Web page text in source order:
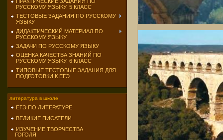
РУССКОМУ ЯЗЫКУ. 5 КЛАСС
ТЕСТОВЫЕ ЗАДАНИЯ ПО РУССКОМУ
ЯЗЫКУ
ДИДАКТИЧЕСКИЙ МАТЕРИАЛ ПО
РУССКОМУ ЯЗЫКУ
ЗАДАЧИ ПО РУССКОМУ ЯЗЫКУ
ОЦЕНКА КАЧЕСТВА ЗНАНИЙ ПО
РУССКОМУ ЯЗЫКУ. 6 КЛАСС
ТИПОВЫЕ ТЕСТОВЫЕ ЗАДАНИЯ ДЛЯ
ПОДГОТОВКИ К ЕГЭ
литература в школе
ЕГЭ ПО ЛИТЕРАТУРЕ
ВЕЛИКИЕ ПИСАТЕЛИ
ИЗУЧЕНИЕ ТВОРЧЕСТВА
ГОГОЛЯ